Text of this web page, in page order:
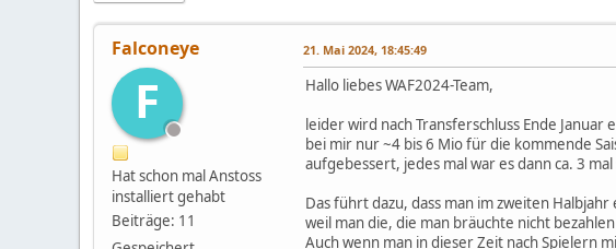
Falconeye
F
Hat schon mal Anstoss
installiert gehabt
Beiträge: 11
21. Mai 2024, 18:45:49
Hallo liebes WAF2024-Team,
leider wird nach Transferschluss Ende
bei mir nur ~4 bis 6 Mio für die kommende
aufgebessert, jedes mal war es dann ca. 3
Das führt dazu, dass man im zweiten
weil man die, die man bräuchte nicht
Auch wenn man in dieser Zeit nach Spielern